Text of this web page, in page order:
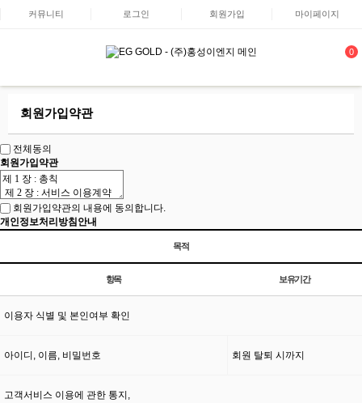
커뮤니티 로그인 회원가입 마이페이지
0
회원가입약관
전체동의
회원가입약관
회원가입약관의 내용에 동의합니다.
개인정보처리방침안내
목적
항목 보유기간
이용자 식별 및 본인여부 확인
아이디, 이름, 비밀번호 회원 탈퇴 시까지
고객서비스 이용에 관한 통지,